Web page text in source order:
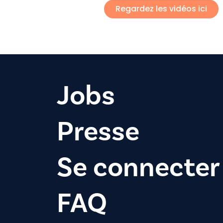
Regardez les vidéos ici
Jobs
Presse
Se connecter
FAQ